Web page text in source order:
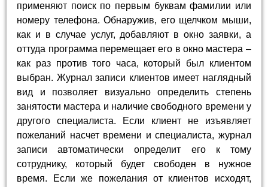
применяют поиск по первым буквам фамилии или
номеру телефона. Обнаружив, его щелчком мыши,
как и в случае услуг, добавляют в окно заявки, а
оттуда программа перемещает его в окно мастера –
как раз против того часа, который был клиентом
выбран. Журнал записи клиентов имеет наглядный
вид и позволяет визуально определить степень
занятости мастера и наличие свободного времени у
другого специалиста. Если клиент не изъявляет
пожеланий насчет времени и специалиста, журнал
записи автоматически определит его к тому
сотруднику, который будет свободен в нужное
время. Если же пожелания от клиентов исходят,